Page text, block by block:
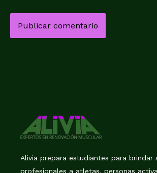
Alivia prepara estudiantes para brindar
profesionales a atletas, personas